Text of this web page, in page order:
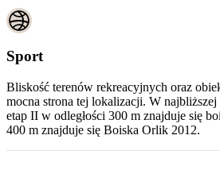
Sport
Bliskość terenów rekreacyjnych oraz
mocna strona tej lokalizacji. W
etap II w odległości 300 m znajduje się
400 m znajduje się Boiska Orlik 2012.